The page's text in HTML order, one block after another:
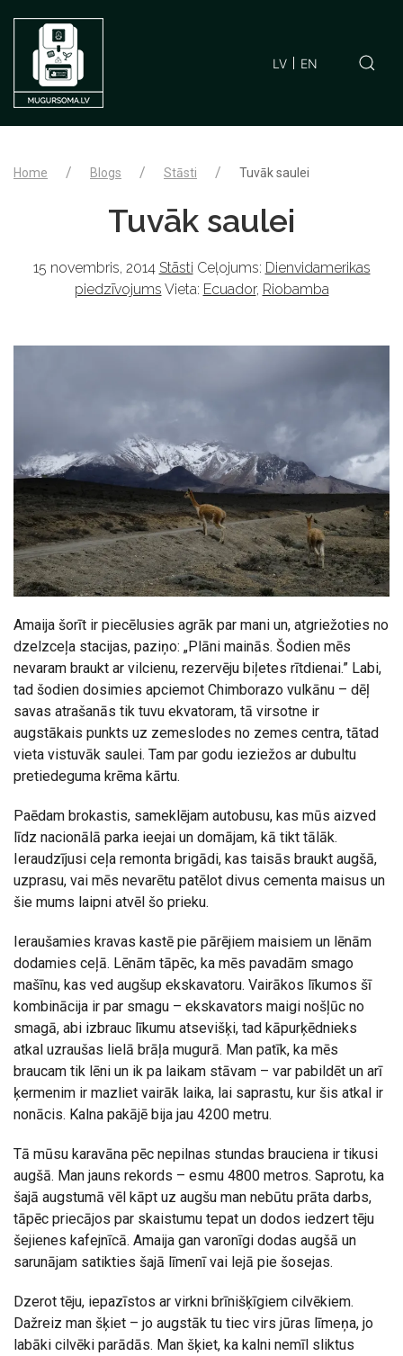
LV EN
Home Blogs Stāsti Tuvāk saulei
Tuvāk saulei
15 novembris, 2014 Stāsti Ceļojums: Dienvidamerikas
piedzīvojums Vieta: Ecuador, Riobamba
Amaija šorīt ir piecēlusies agrāk par mani un, atgriežoties no
dzelzceļa stacijas, paziņo: „Plāni mainās. Šodien mēs
nevaram braukt ar vilcienu, rezervēju biļetes rītdienai.” Labi,
tad šodien dosimies apciemot Chimborazo vulkānu – dēļ
savas atrašanās tik tuvu ekvatoram, tā virsotne ir
augstākais punkts uz zemeslodes no zemes centra, tātad
vieta vistuvāk saulei. Tam par godu ieziežos ar dubultu
pretiedeguma krēma kārtu.
Paēdam brokastis, sameklējam autobusu, kas mūs aizved
līdz nacionālā parka ieejai un domājam, kā tikt tālāk.
Ieraudzījusi ceļa remonta brigādi, kas taisās braukt augšā,
uzprasu, vai mēs nevarētu patēlot divus cementa maisus un
šie mums laipni atvēl šo prieku.
Ieraušamies kravas kastē pie pārējiem maisiem un lēnām
dodamies ceļā. Lēnām tāpēc, ka mēs pavadām smago
mašīnu, kas ved augšup ekskavatoru. Vairākos līkumos šī
kombinācija ir par smagu – ekskavators maigi nošļūc no
smagā, abi izbrauc līkumu atsevišķi, tad kāpurķēdnieks
atkal uzraušas lielā brāļa mugurā. Man patīk, ka mēs
braucam tik lēni un ik pa laikam stāvam – var pabildēt un arī
ķermenim ir mazliet vairāk laika, lai saprastu, kur šis atkal ir
nonācis. Kalna pakājē bija jau 4200 metru.
Tā mūsu karavāna pēc nepilnas stundas brauciena ir tikusi
augšā. Man jauns rekords – esmu 4800 metros. Saprotu, ka
šajā augstumā vēl kāpt uz augšu man nebūtu prāta darbs,
tāpēc priecājos par skaistumu tepat un dodos iedzert tēju
šejienes kafejnīcā. Amaija gan varonīgi dodas augšā un
sarunājam satikties šajā līmenī vai lejā pie šosejas.
Dzerot tēju, iepazīstos ar virkni brīnišķīgiem cilvēkiem.
Dažreiz man šķiet – jo augstāk tu tiec virs jūras līmeņa, jo
labāki cilvēki parādās. Man šķiet, ka kalni nemīl sliktus